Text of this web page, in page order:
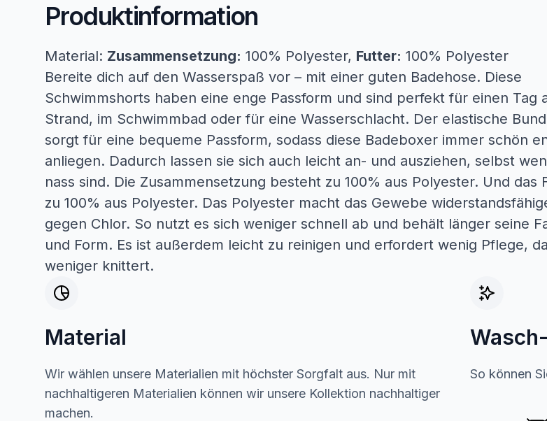
Produktinformation
Material: Zusammensetzung: 100% Polyester, Futter: 100% Polyester
Bereite dich auf den Wasserspaß vor – mit einer guten Badehose. Diese
Schwimmshorts haben eine enge Passform und sind perfekt für einen Tag
Strand, im Schwimmbad oder für eine Wasserschlacht. Der elastische Bund
sorgt für eine bequeme Passform, sodass diese Badeboxer immer schön
anliegen. Dadurch lassen sie sich auch leicht an- und ausziehen, selbst
nass sind. Die Zusammensetzung besteht zu 100% aus Polyester. Und das
zu 100% aus Polyester. Das Polyester macht das Gewebe
gegen Chlor. So nutzt es sich weniger schnell ab und behält länger seine
und Form. Es ist außerdem leicht zu reinigen und erfordert wenig Pflege,
weniger knittert.
Material
Wir wählen unsere Materialien mit höchster Sorgfalt aus. Nur mit
nachhaltigeren Materialien können wir unsere Kollektion nachhaltiger
machen.
So können